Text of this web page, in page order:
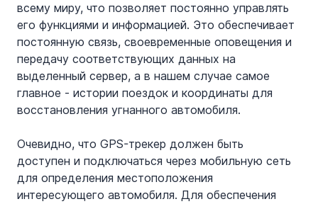
всему миру, что позволяет постоянно управлять
его функциями и информацией. Это обеспечивает
постоянную связь, своевременные оповещения и
передачу соответствующих данных на
выделенный сервер, а в нашем случае самое
главное - истории поездок и координаты для
восстановления угнанного автомобиля.
Очевидно, что GPS-трекер должен быть
доступен и подключаться через мобильную сеть
для определения местоположения
интересующего автомобиля. Для обеспечения